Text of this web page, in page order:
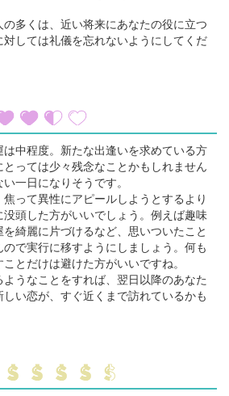
多くは、近い将来にあなたの役に立つ
しては礼儀を忘れないようにしてくだ
中程度。新たな出逢いを求めている方
っては少々残念なことかもしれません
一日になりそうです。
って異性にアピールしようとするより
没頭した方がいいでしょう。例えば趣味
綺麗に片づけるなど、思いついたこと
で実行に移すようにしましょう。何も
とだけは避けた方がいいですね。
うなことをすれば、翌日以降のあなた
い恋が、すぐ近くまで訪れているかも